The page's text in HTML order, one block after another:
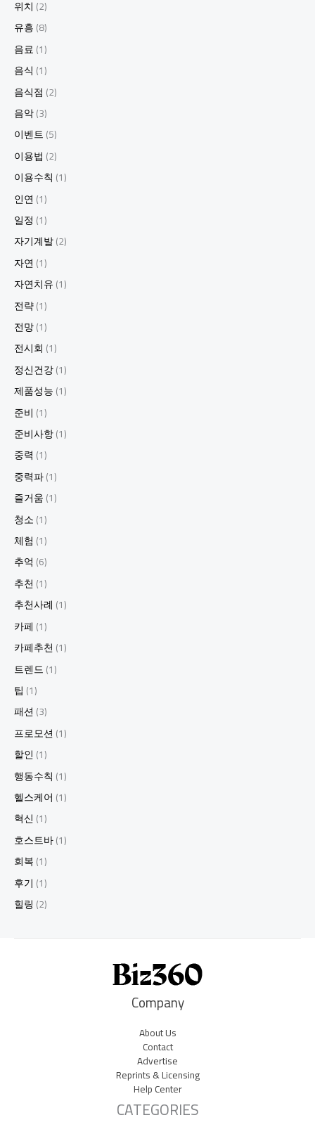
위치 (2)
유흥(8)
음료(1)
음식 (1)
음식점 (2)
음악(3)
이벤트(5)
이용법 (2)
이용수칙 (1)
인연(1)
일정 (1)
자기계발(2)
자연(1)
자연치유(1)
전략(1)
전망(1)
전시회 (1)
정신건강(1)
제품성능(1)
준비 (1)
준비사항(1)
중력 (1)
중력파(1)
즐거움(1)
청소(1)
체험 (1)
추억 (6)
추천(1)
추천사례 (1)
카페 (1)
카페추천(1)
트렌드(1)
팁 (1)
패션(3)
프로모션(1)
할인(1)
행동수칙 (1)
헬스케어 (1)
혁신(1)
호스트바(1)
회복(1)
후기 (1)
힐링 (2)
Company
About Us
Contact
Advertise
Reprints & Licensing
Help Center
CATEGORIES